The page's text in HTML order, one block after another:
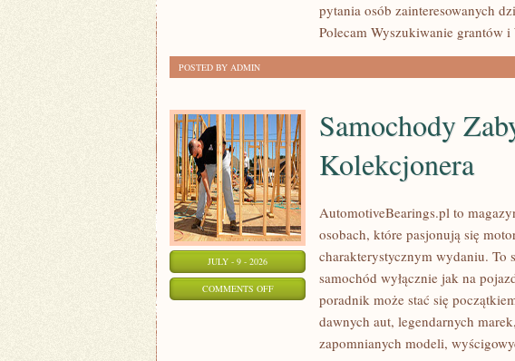
pytania osób zainteresowanych
Polecam Wyszukiwanie grantów i
POSTED BY ADMIN
JULY - 9 - 2026
COMMENTS OFFON
SAMOCHODY
Samochody
Kolekcjonera
AutomotiveBearings.pl to
osobach, które pasjonują się
charakterystycznym wydaniu. To
samochód wyłącznie jak na
poradnik może stać się
dawnych aut, legendarnych
zapomnianych modeli,